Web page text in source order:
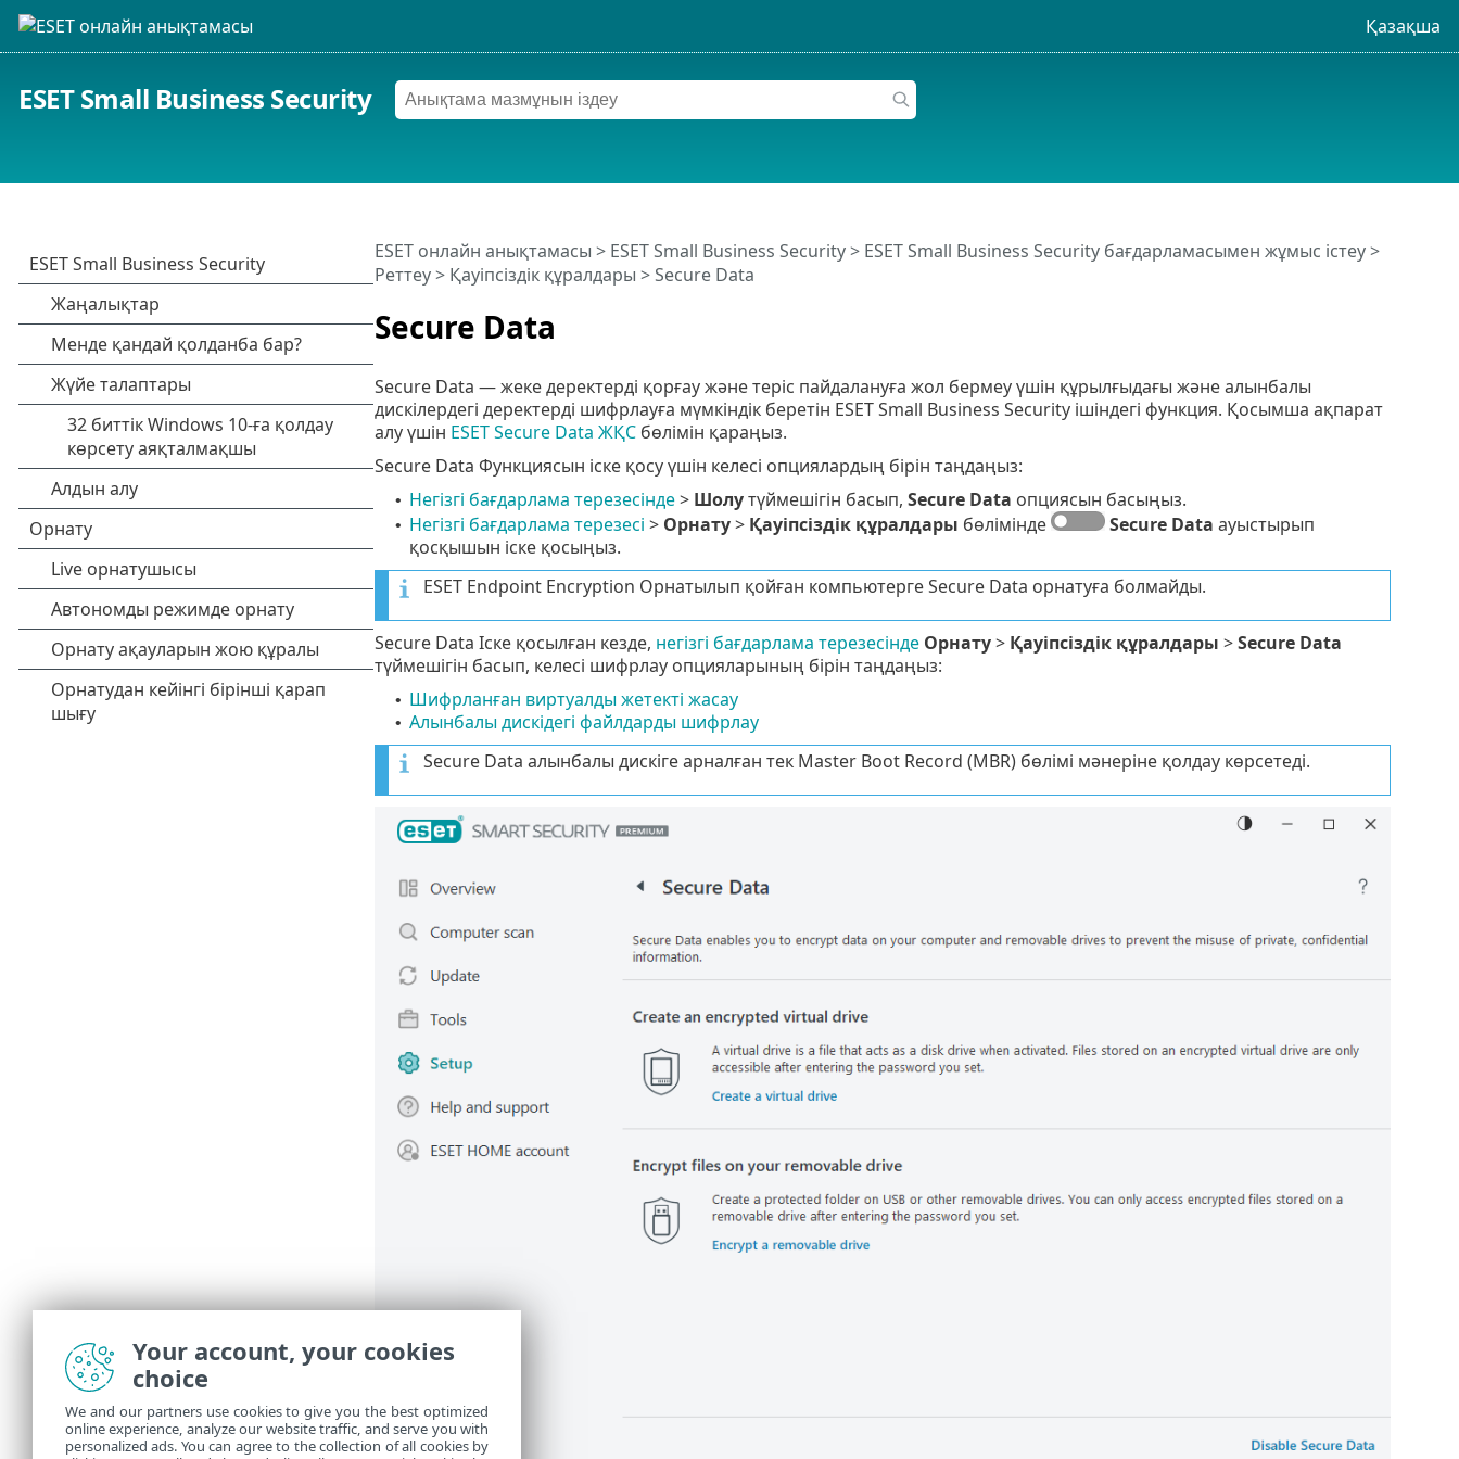
Қазақша
ESET Small Business Security
Secure Data
ESET онлайн анықтамасы > ESET Small Business Security> ESET Small Business Security бағдарламасымен жұмыс істеу>
Реттеу> Қауіпсіздік құралдары > Secure Data
Secure Data — жеке деректерді қорғау және теріс пайдалануға жол бермеу үшін құрылғыдағы және алынбалы
дискілердегі деректерді шифрлауға мүмкіндік беретін ESET Small Business Security ішіндегі функция. Қосымша ақпарат
алу үшін ESET Secure Data ЖҚСбөлімін қараңыз.
Secure Data Функциясын іске қосу үшін келесі опциялардың бірін таңдаңыз:
• Негізгі бағдарлама терезесінде> Шолутүймешігін басып, Secure Data опциясын басыңыз.
• Негізгі бағдарлама терезесі > Орнату> Қауіпсіздік құралдары бөлімінде Secure Data ауыстырып
қосқышын іске қосыңыз.
ESET Endpoint Encryption Орнатылып қойған компьютерге Secure Data орнатуға болмайды.
Secure Data Іске қосылған кезде, негізгі бағдарлама терезесінде Орнату> Қауіпсіздік құралдары >Secure Data
түймешігін басып, келесі шифрлау опцияларының бірін таңдаңыз:
• Шифрланған виртуалды жетекті жасау
• Алынбалы дискідегі файлдарды шифрлау
Secure Data алынбалы дискіге арналған тек Master Boot Record (MBR) бөлімі мәнеріне қолдау көрсетеді.
Your account, your cookies
choice
We and our partners use cookies to give you the best optimized
online experience, analyze our website traffic, and serve you with
personalized ads. You can agree to the collection of all cookies by